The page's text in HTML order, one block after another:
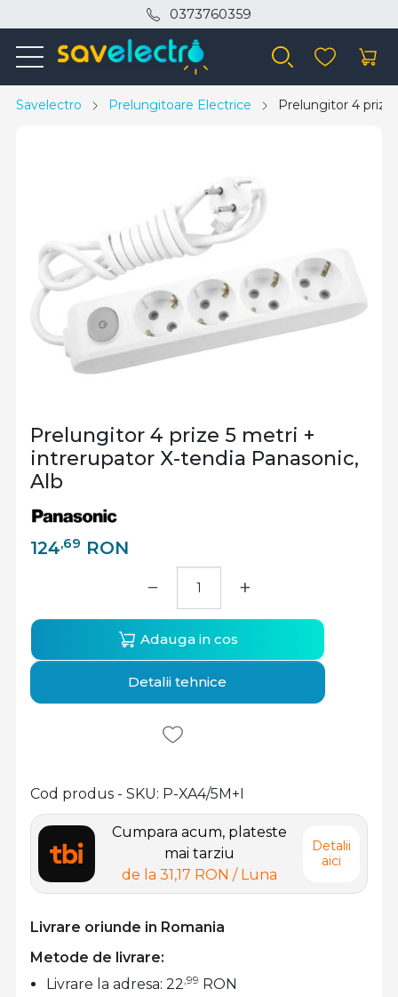
0373760359
Savelectro Prelungitoare Electrice Prelungitor 4 prize
Prelungitor 4 prize 5 metri +
intrerupator X-tendia Panasonic,
Alb
124,69 RON
Cumpara acum, plateste
mai tarziu
de la 31,17 RON / Luna
Detalii
aici
Livrare oriunde in Romania
Cod produs - SKU P-XA4/5M+I
Metode de livrare:
Livrare la adresa: 22,99 RON
− +
Adauga in cos
Detalii tehnice